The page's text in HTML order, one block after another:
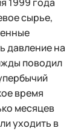
сырье,
давление на
поводил
время
месяцев
уходить в